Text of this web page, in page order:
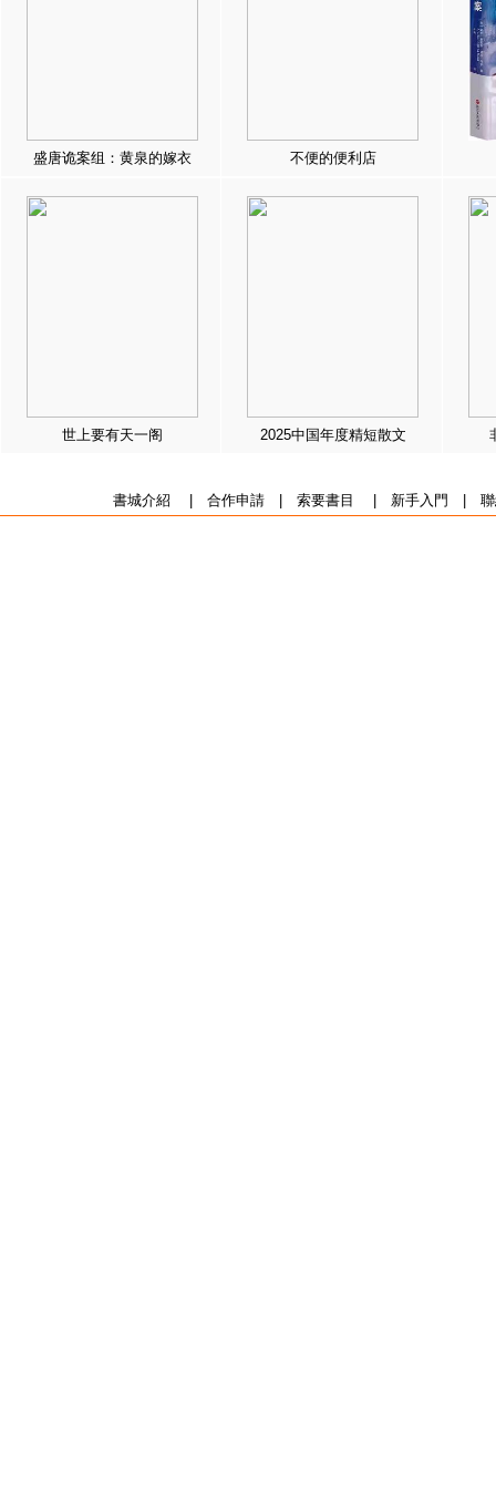
盛唐诡案组：黄泉的嫁衣 不便的便利店
世上要有天一阁 2025中国年度精短散文
書城介紹 合作申請| 索要書目 新手入門